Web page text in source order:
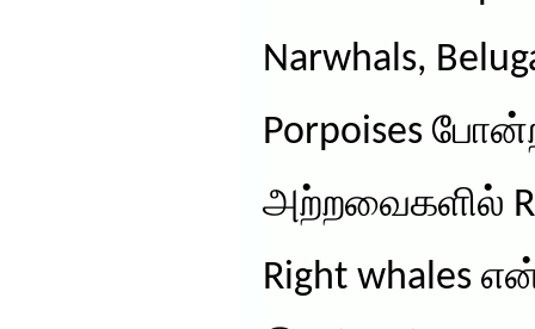
Narwhals,
Porpoises
அற்றவைகளில்
Right whales